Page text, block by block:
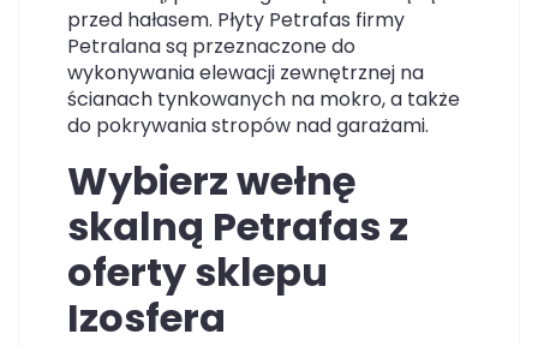
przed hałasem. Płyty Petrafas firmy
Petralana są przeznaczone do
wykonywania elewacji zewnętrznej na
ścianach tynkowanych na mokro, a także
do pokrywania stropów nad garażami.
Wybierz wełnę
skalną Petrafas z
oferty sklepu
Izosfera